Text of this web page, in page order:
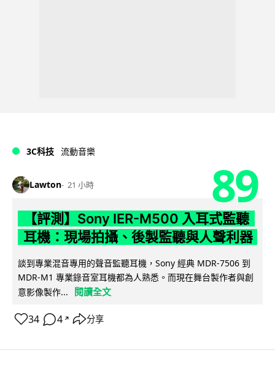
3C科技 流動音樂
Lawton 21 小時 89
【評測】Sony IER-M500 入耳式監聽
耳機：現場拍攝、後製監聽與人聲利器
談到專業混音專用的聲音監聽耳機，Sony 經典 MDR-7506 到
MDR-M1 專業錄音室耳機都為人熟悉。而現在舞台製作者與創
意影像製作...
閱讀全文
34 4 ↗ 分享